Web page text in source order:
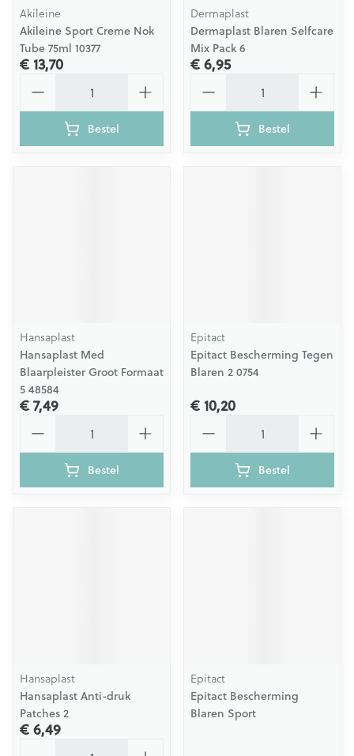
Akileine
Akileine Sport Creme Nok
Tube 75ml 10377
€ 13,70
Bestel
Dermaplast
Dermaplast Blaren Selfcare
Mix Pack 6
€ 6,95
Bestel
Hansaplast
Hansaplast Med
Blaarpleister Groot Formaat
5 48584
€ 7,49
Bestel
Epitact
Epitact Bescherming Tegen
Blaren 2 0754
€ 10,20
Bestel
Hansaplast
Hansaplast Anti-druk
Patches 2
€ 6,49
Epitact
Epitact Bescherming
Blaren Sport